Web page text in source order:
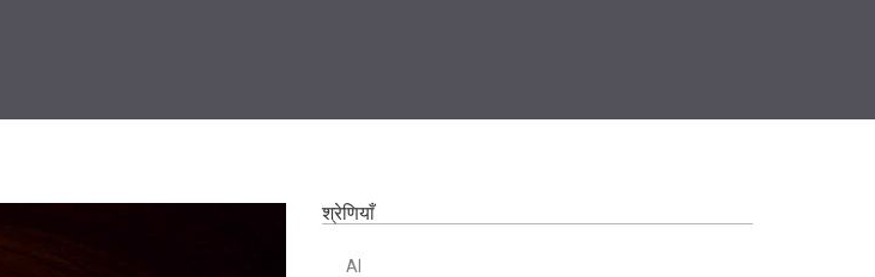
श्रेणियाँ
AI